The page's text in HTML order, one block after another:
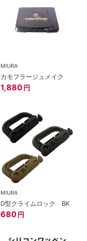
MIURA
カモフラージュメイク
1,880 円
MIURA
D型クライムロック BK
680 円